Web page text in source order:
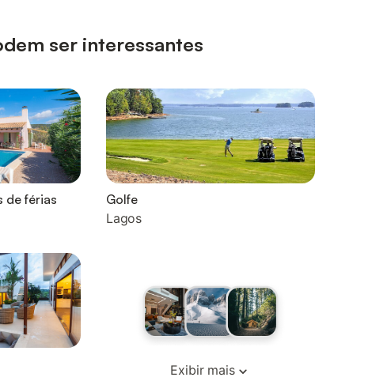
ser interessantes
de férias
Golfe
Lagos
Exibir mais